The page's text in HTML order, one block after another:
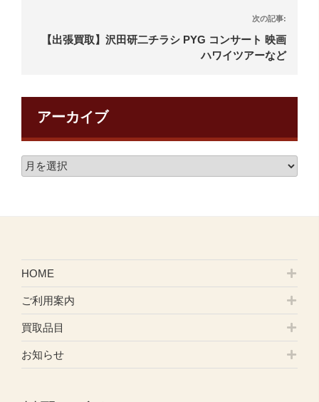
次の記事:
【出張買取】沢田研二チラシ PYG コンサート 映画
ハワイツアーなど
アーカイブ
HOME
ご利用案内
買取品目
お知らせ